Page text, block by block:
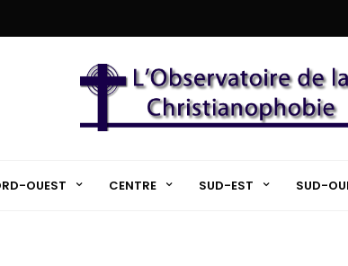
OUEST CENTRE SUD-EST SUD-